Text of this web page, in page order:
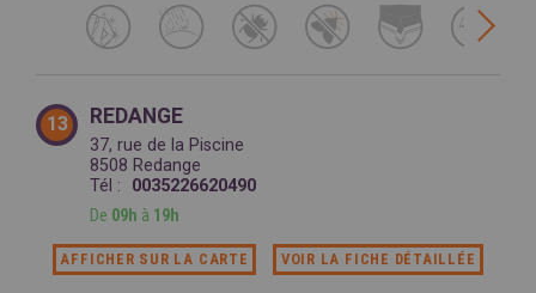
13 REDANGE
37, rue de la Piscine
8508 Redange
Tél :
0035226620490
De 09h à 19h
AFFICHER SUR LA CARTE VOIR LA FICHE DÉTAILLÉE